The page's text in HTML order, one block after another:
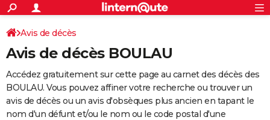
ACTUALITÉS
Politique
Société
Faits Divers
Education
Monde
Villes
+
SPORT
Coupe du monde 2026
Football
Tennis
Cyclisme
Rugby
Forum
Programme TV
TNT
Streaming
Cinéma
Sorties cinéma
Musique
+
FINANCE
Retraite
Epargne
Immobilier
Risques naturels par ville
Banque
Assurance
AUTO
Avis de décès
Avis de décès BOULAU
Accédez gratuitement sur cette page au carnet des décès des
BOULAU. Vous pouvez affiner votre recherche ou trouver un
avis de décès ou un avis d'obsèques plus ancien en tapant le
nom d'un défunt et/ou le nom ou le code postal d'une